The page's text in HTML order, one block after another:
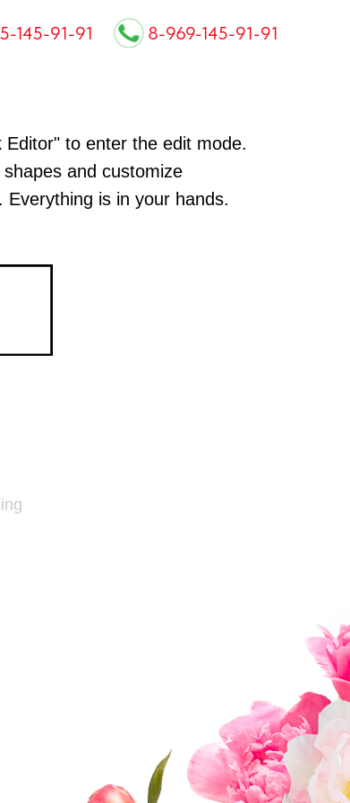
8-969-145-91-91
145-91-91
Editor" to enter the edit mode.
and customize
Everything is in your hands.